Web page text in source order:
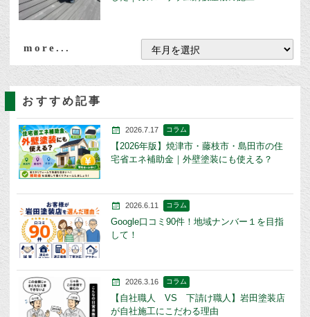
more...
おすすめ記事
2026.7.17 コラム
【2026年版】焼津市・藤枝市・島田市の住
宅省エネ補助金｜外壁塗装にも使える？
2026.6.11 コラム
Google口コミ90件！地域ナンバー１を目指
して！
2026.3.16 コラム
【自社職人 VS 下請け職人】岩田塗装店
が自社施工にこだわる理由